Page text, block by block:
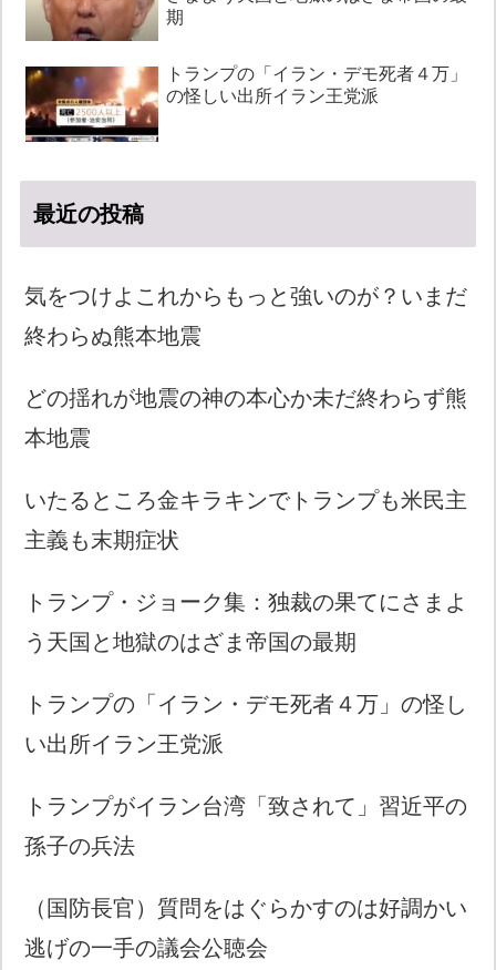
期
トランプの「イラン・デモ死者４万」
の怪しい出所イラン王党派
最近の投稿
気をつけよこれからもっと強いのが？いまだ
終わらぬ熊本地震
どの揺れが地震の神の本心か未だ終わらず熊
本地震
いたるところ金キラキンでトランプも米民主
主義も末期症状
トランプ・ジョーク集：独裁の果てにさまよ
う天国と地獄のはざま帝国の最期
トランプの「イラン・デモ死者４万」の怪し
い出所イラン王党派
トランプがイラン台湾「致されて」習近平の
孫子の兵法
（国防長官）質問をはぐらかすのは好調かい
逃げの一手の議会公聴会